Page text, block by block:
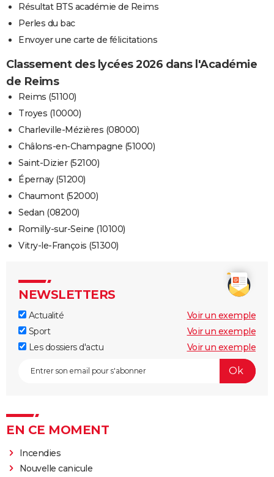
Résultat BTS académie de Reims
Perles du bac
Envoyer une carte de félicitations
Classement des lycées 2026 dans l'Académie
de Reims
Reims (51100)
Troyes (10000)
Charleville-Mézières (08000)
Châlons-en-Champagne (51000)
Saint-Dizier (52100)
Épernay (51200)
Chaumont (52000)
Sedan (08200)
Romilly-sur-Seine (10100)
Vitry-le-François (51300)
NEWSLETTERS
Actualité
Voir un exemple
Sport
Voir un exemple
Les dossiers d'actu
Voir un exemple
EN CE MOMENT
Incendies
Nouvelle canicule